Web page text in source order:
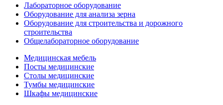
Лабораторное оборудование
Оборудование для анализа зерна
Оборудование для строительства и дорожного
строительства
Общелабораторное оборудование
Медицинская мебель
Посты медицинские
Столы медицинские
Тумбы медицинские
Шкафы медицинские